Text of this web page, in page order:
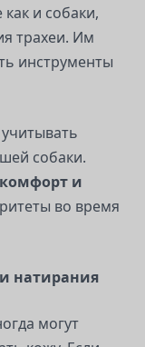
как и собаки,
трахеи. Им
инструменты
собаки.
комфорт и
во время
натирания
могут